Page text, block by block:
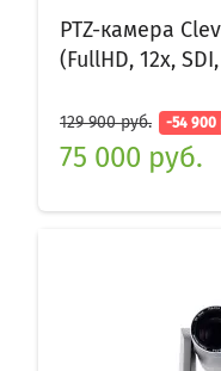
PTZ-камера
(FullHD, 12x,
129 900 руб. -54 900
75 000 руб.